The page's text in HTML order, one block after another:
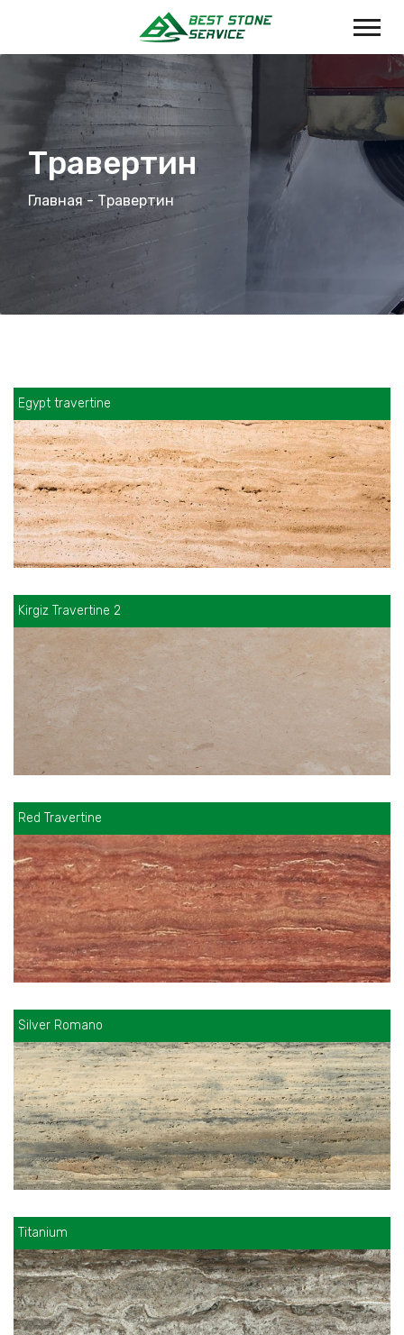
Травертин
Главная- Травертин
Egypt travertine
Kirgiz Travertine 2
Red Travertine
Silver Romano
Titanium